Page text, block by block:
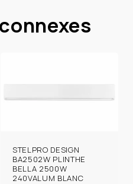
STELPRO DESIGN
BA2502W PLINTHE
BELLA 2500W
240VALUM BLANC